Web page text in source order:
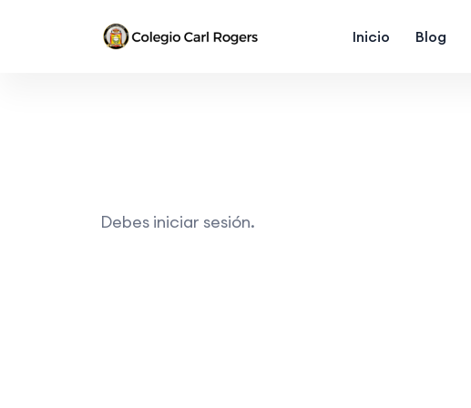
Inicio Blog
Debes iniciar sesión.